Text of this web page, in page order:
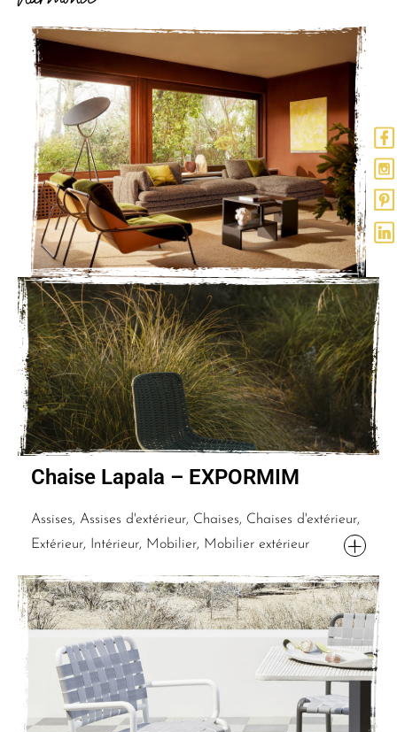
Chaise Lapala – EXPORMIM
Assises, Assises d'extérieur, Chaises, Chaises d'extérieur,
Extérieur, Intérieur, Mobilier, Mobilier extérieur